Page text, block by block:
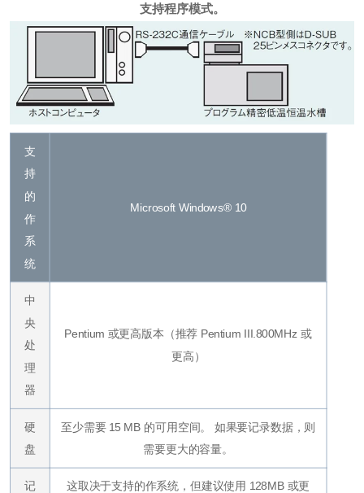
支持程序模式。
支
持
的
作
系
统
Microsoft Windows® 10
中
央
处
理
器
Pentium 或更高版本（推荐 Pentium III.800MHz 或
更高）
硬
盘
至少需要 15 MB 的可用空间。 如果要记录数据，则
需要更大的容量。
记 这取决于支持的作系统，但建议使用 128MB 或更